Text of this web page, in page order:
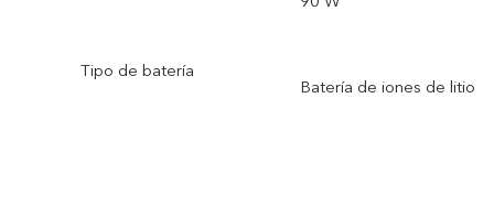
Tipo de batería
Batería de iones de litio